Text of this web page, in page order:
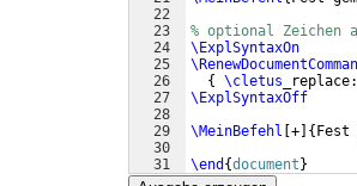
22
23
24
25
26
27
28
29
30
31
% optional Zeichen
\ExplSyntaxOn
{
\cletus
\ExplSyntaxOff
\MeinBefehl + { Fest
\end {document }